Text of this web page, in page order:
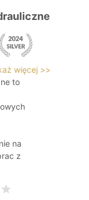
więcej >>
to
na
z